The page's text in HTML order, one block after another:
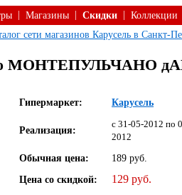
Магазины Скидки Коллекции
сети магазинов Карусель в Санкт-
МОНТЕПУЛЬЧАНО
Гипермаркет: Карусель
Реализация:
c 31-05-2012 по
2012
Обычная цена:
189 руб.
Цена со скидкой:
129 руб.